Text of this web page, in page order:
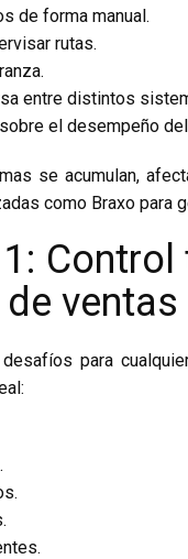
de forma manual.
rutas.
entre distintos
el desempeño
se acumulan,
como Braxo para
ventas
para